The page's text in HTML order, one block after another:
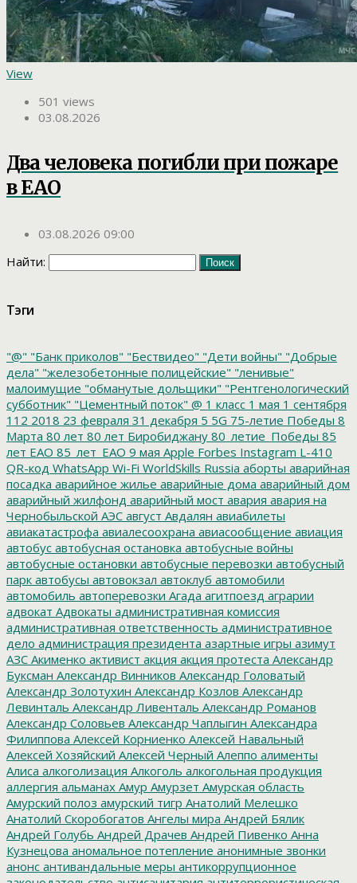
View
501 views
03.08.2026
Два человека погибли при пожаре
в ЕАО
03.08.2026 09:00
Найти:
Тэги
"@" "Банк приколов" "Бествидео" "Дети войны" "Добрые
дела" "железобетонные полицейские" "ленивые"
малоимущие "обманутые дольщики" "Рентгенологический
субботник" "Цементный поток" @ 1 класс 1 мая 1 сентября
112 2018 23 февраля 31 декабря 5 5G 75-летие Победы 8
Марта 80 лет 80 лет Биробиджану 80_летие_Победы 85
лет ЕАО 85_лет_ЕАО 9 мая Apple Forbes Instagram L-410
QR-код WhatsApp Wi-Fi WorldSkills Russia аборты аварийная
посадка аварийное жилье аварийные дома аварийный дом
аварийный жилфонд аварийный мост авария авария на
Чернобыльской АЭС август Авдалян авиабилеты
авиакатастрофа авиалесоохрана авиасообщение авиация
автобус автобусная остановка автобусные войны
автобусные остановки автобусные перевозки автобусный
парк автобусы автовокзал автоклуб автомобили
автомобиль автоперевозки Агада агитпоезд аграрии
адвокат Адвокаты административная комиссия
административная ответственность административное
дело администрация президента азартные игры азимут
АЗС Акименко активист акция акция протеста Александр
Буксман Александр Винников Александр Головатый
Александр Золотухин Александр Козлов Александр
Левинталь Александр Ливенталь Александр Романов
Александр Соловьев Александр Чаплыгин Александра
Филиппова Алексей Корниенко Алексей Навальный
Алексей Хозяйский Алексей Черный Алеппо алименты
Алиса алкоголизация Алкоголь алкогольная продукция
аллергия альманах Амур Амурзет Амурская область
Амурский полоз амурский тигр Анатолий Мелешко
Анатолий Скоробогатов Ангелы мира Андрей Бялик
Андрей Голубь Андрей Драчев Андрей Пивенко Анна
Кузнецова аномальное потепление анонимные звонки
анонс антивандальные меры антикоррупционное